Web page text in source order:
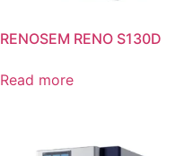
RENOSEM RENO S130D
Read more